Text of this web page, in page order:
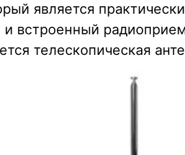
является
встроенный
телескопическая